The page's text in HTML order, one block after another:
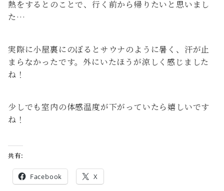
熱をするとのことで、行く前から帰りたいと思いまし
た…
実際に小屋裏にのぼるとサウナのように暑く、汗が止
まらなかったです。外にいたほうが涼しく感じました
ね！
少しでも室内の体感温度が下がっていたら嬉しいです
ね！
共有:
Facebook X